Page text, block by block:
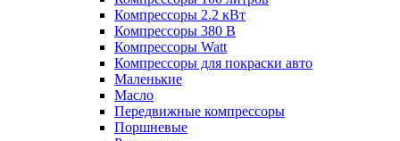
Компрессоры 2.2 кВт
Компрессоры 380 В
Компрессоры Watt
Компрессоры для покраски авто
Маленькие
Масло
Передвижные компрессоры
Поршневые